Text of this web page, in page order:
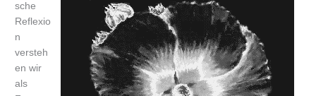
sche
Reflexio
n
versteh
en wir
als